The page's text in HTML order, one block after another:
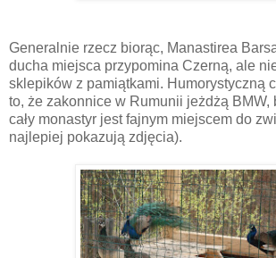
Generalnie rzecz biorąc, Manastirea
ducha miejsca przypomina Czerną, ale
sklepików z pamiątkami. Humorystyczną
to, że zakonnice w Rumunii jeżdżą BMW,
cały monastyr jest fajnym miejscem do
najlepiej pokazują zdjęcia).